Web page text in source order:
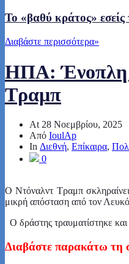
To «βαθύ κράτος»
Διαβάστε περισσότερα»
ΗΠΑ: Ένοπλη
Τραμπ
At 28 Νοεμβρίου, 2025
Από IoulAp
In Διεθνή, Επίκαιρα,
0
Ο Ντόναλντ Τραμπ
μικρή απόσταση από τον
Ο δράστης τραυματίστηκε
Διαβάστε παρακάτω τη